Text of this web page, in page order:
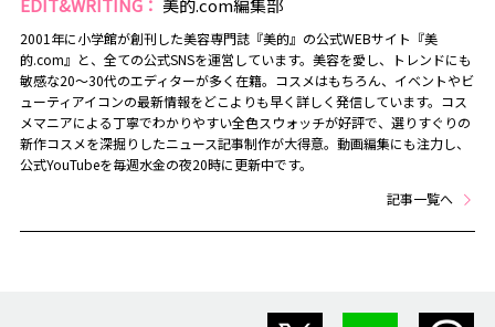
EDIT&WRITING： 美的.com編集部
2001年に小学館が創刊した美容専門誌『美的』の公式WEBサイト『美
的.com』と、全ての公式SNSを運営しています。美容を愛し、トレンドにも
敏感な20～30代のエディターが多く在籍。コスメはもちろん、イベントやビ
ューティアイコンの最新情報をどこよりも早く詳しく発信しています。コス
メマニアによる丁寧でわかりやすい全色スウォッチが好評で、選りすぐりの
新作コスメを深掘りしたニュース記事制作が大得意。動画編集にも注力し、
公式YouTubeを毎週水金の夜20時に更新中です。
記事一覧へ